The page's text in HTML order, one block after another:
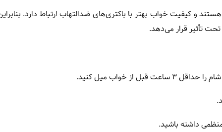
و کیفیت خواب بهتر با باکتری‌های ضدالتهاب ارتباط دارد.
تأثیر قرار می‌دهد.
حداقل ۳ ساعت قبل از خواب میل کنید.
داشته باشید.